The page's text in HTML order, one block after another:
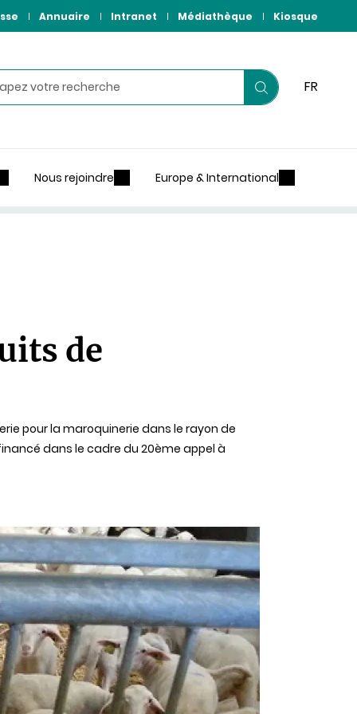
Annuaire Intranet Médiathèque Kiosque
Lancer
FR
Nous rejoindre Europe & International
de
pour la maroquinerie dans le rayon de
dans le cadre du 20ème appel à